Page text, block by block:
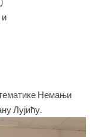
и
Немањи
Лујићу.